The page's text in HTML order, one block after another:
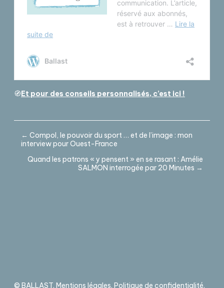
🧭 Et pour des conseils personnalisés, c’est ici !
← Compol, le pouvoir du sport … et de l’image : mon
interview pour Ouest-France
Quand les patrons « y pensent » en se rasant : Amélie
SALMON interrogée par 20 Minutes →
© BALLAST. Mentions légales. Politique de confidentialité.